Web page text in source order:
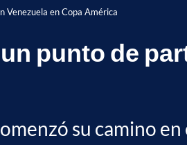
Venezuela en Copa América
punto de
su camino